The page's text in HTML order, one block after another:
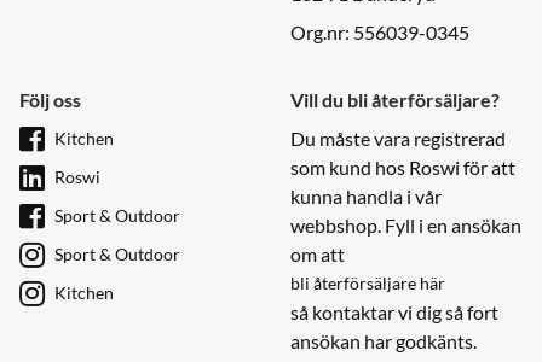
Org.nr: 556039-0345
Följ oss
Kitchen
Roswi
Sport & Outdoor
Sport & Outdoor
Kitchen
Vill du bli återförsäljare?
Du måste vara registrerad
som kund hos Roswi för att
kunna handla i vår
webbshop. Fyll i en ansökan
om att
bli återförsäljare här
så kontaktar vi dig så fort
ansökan har godkänts.